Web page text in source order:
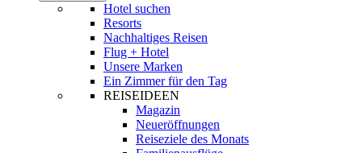
Hotel suchen
Resorts
Nachhaltiges Reisen
Flug + Hotel
Unsere Marken
Ein Zimmer für den Tag
REISEIDEEN
Magazin
Neueröffnungen
Reiseziele des Monats